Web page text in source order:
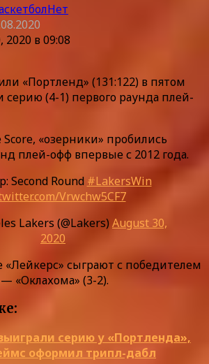
Нет
2020 в 09:08
«Портленд» (131:122) в пятом
серию (4-1) первого раунда плей-
«озерники» пробились
плей-офф впервые с 2012 года.
Second Round #LakersWin
Vrwchw5CF7
Lakers (@Lakers) August 30,
2020
«Лейкерс» сыграют с победителем
«Оклахома» (3-2).
серию у «Портленда»,
оформил трипл-дабл